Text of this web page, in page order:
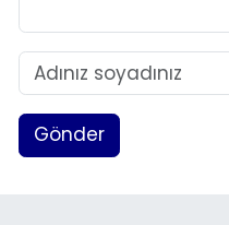
Gönder